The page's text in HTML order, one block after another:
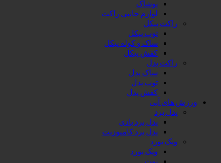
پوشاک
لوازم جانبی راکت
راکت پیکل
توپ پیکل
ساک و کوله پیکل
کفش پیکل
راکت پدل
ساک پدل
توپ پدل
کفش پدل
ورزش های آبی
پدل برد
پدل برد بادی
پدل برد کامپوزیت
ویک بورد
ویک بورد
بوت